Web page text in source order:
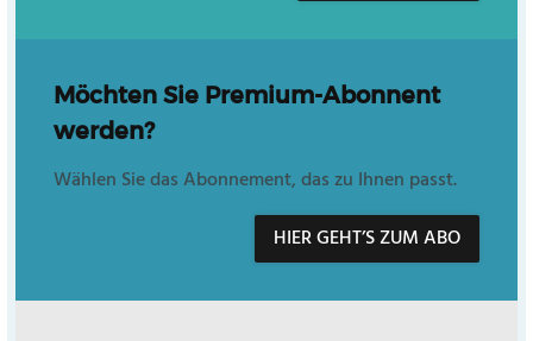
Möchten Sie Premium-Abonnent
werden?
Wählen Sie das Abonnement, das zu Ihnen passt.
HIER GEHT’S ZUM ABO